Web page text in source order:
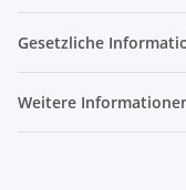
Gesetzliche
Weitere